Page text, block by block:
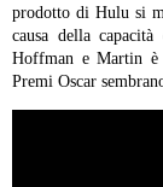
prodotto di Hulu si
causa della
Hoffman e Martin
Premi Oscar